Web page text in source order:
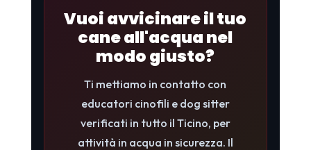
Vuoi avvicinare il tuo
cane all'acqua nel
modo giusto?
Ti mettiamo in contatto con
educatori cinofili e dog sitter
verificati in tutto il Ticino, per
attività in acqua in sicurezza. Il